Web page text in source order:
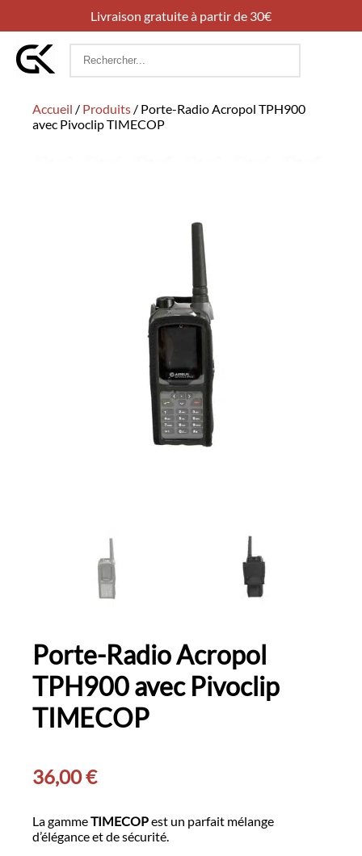
Livraison gratuite à partir de 30€
Rechercher
Accueil / Produits / Porte-Radio Acropol TPH900
avec Pivoclip TIMECOP
Porte-Radio Acropol
TPH900 avec Pivoclip
TIMECOP
36,00€
La gammeTIMECOPest un parfait mélange
d’élégance et de sécurité.